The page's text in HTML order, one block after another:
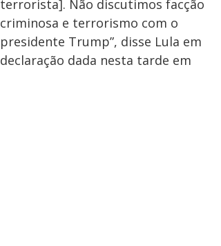
terrorista]. Não discutimos facção
criminosa e terrorismo com o
presidente Trump”, disse Lula em
declaração dada nesta tarde em